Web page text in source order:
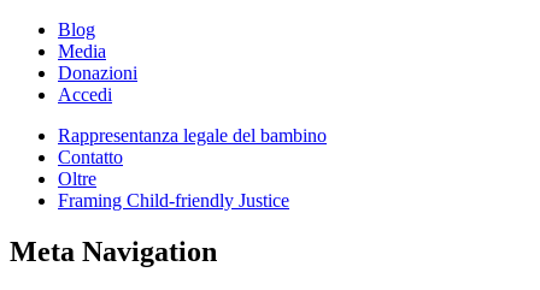
Blog
Media
Donazioni
Accedi
Rappresentanza legale del bambino
Contatto
Oltre
Framing Child-friendly Justice
Meta Navigation